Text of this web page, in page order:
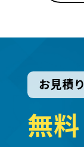
お見積り
無料